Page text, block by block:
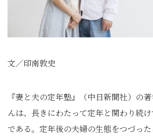
文／印南敦史
『妻と夫の定年塾』（中日新聞社）の
んは、長きにわたって定年と関わり続
である。定年後の夫婦の生態をつづっ